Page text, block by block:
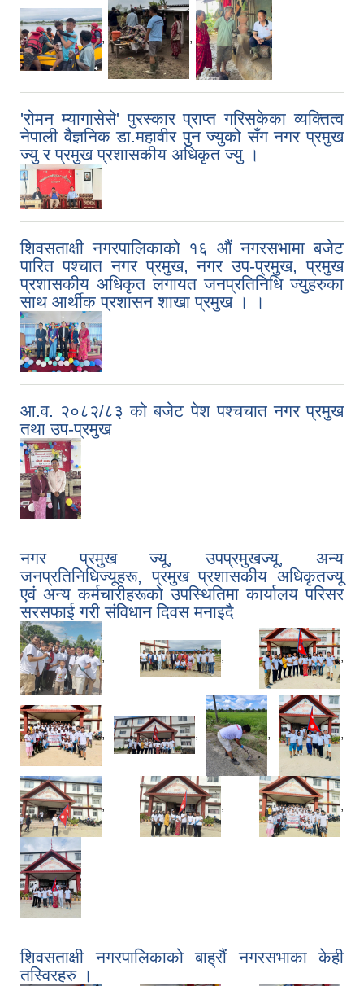
, ,
'रोमन म्यागासेसे' पुरस्कार प्राप्त गरिसकेका व्यक्तित्व
नेपाली वैज्ञनिक डा.महावीर पुन ज्युको सँग नगर प्रमुख
ज्यु र प्रमुख प्रशासकीय अधिकृत ज्यु ।
शिवसताक्षी नगरपालिकाको १६ औं नगरसभामा बजेट
पारित पश्चात नगर प्रमुख, नगर उप-प्रमुख, प्रमुख
प्रशासकीय अधिकृत लगायत जनप्रतिनिधि ज्युहरुका
साथ आर्थीक प्रशासन शाखा प्रमुख । ।
आ.व. २०८२/८३ को बजेट पेश पश्चचात नगर प्रमुख
तथा उप-प्रमुख
नगर प्रमुख ज्यू, उपप्रमुखज्यू, अन्य
जनप्रतिनिधिज्यूहरू, प्रमुख प्रशासकीय अधिकृतज्यू
एवं अन्य कर्मचारीहरूको उपस्थितिमा कार्यालय परिसर
सरसफाई गरी संविधान दिवस मनाइदै
, , ,
, , , ,
, , ,
शिवसताक्षी नगरपालिकाको बाह्रौं नगरसभाका केही
तस्विरहरु ।